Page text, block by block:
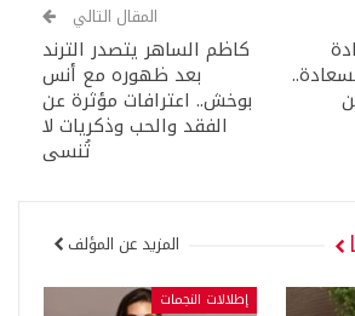
المقال التالي
كاظم الساهر يتصدر الترند
بعد ظهوره مع أنس
بوخش.. اعترافات مؤثرة عن
الفقد والحب وذكريات لا
تُنسى
المزيد عن المؤلف
إطلالات النجمات